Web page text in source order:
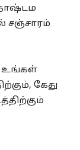
சஞ்சாரம்
உங்கள்
கேது